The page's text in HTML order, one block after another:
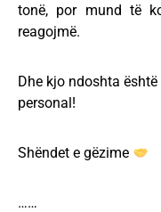
tonë, por mund të
reagojmë.
Dhe kjo ndoshta
personal!
Shëndet e gëzime
……